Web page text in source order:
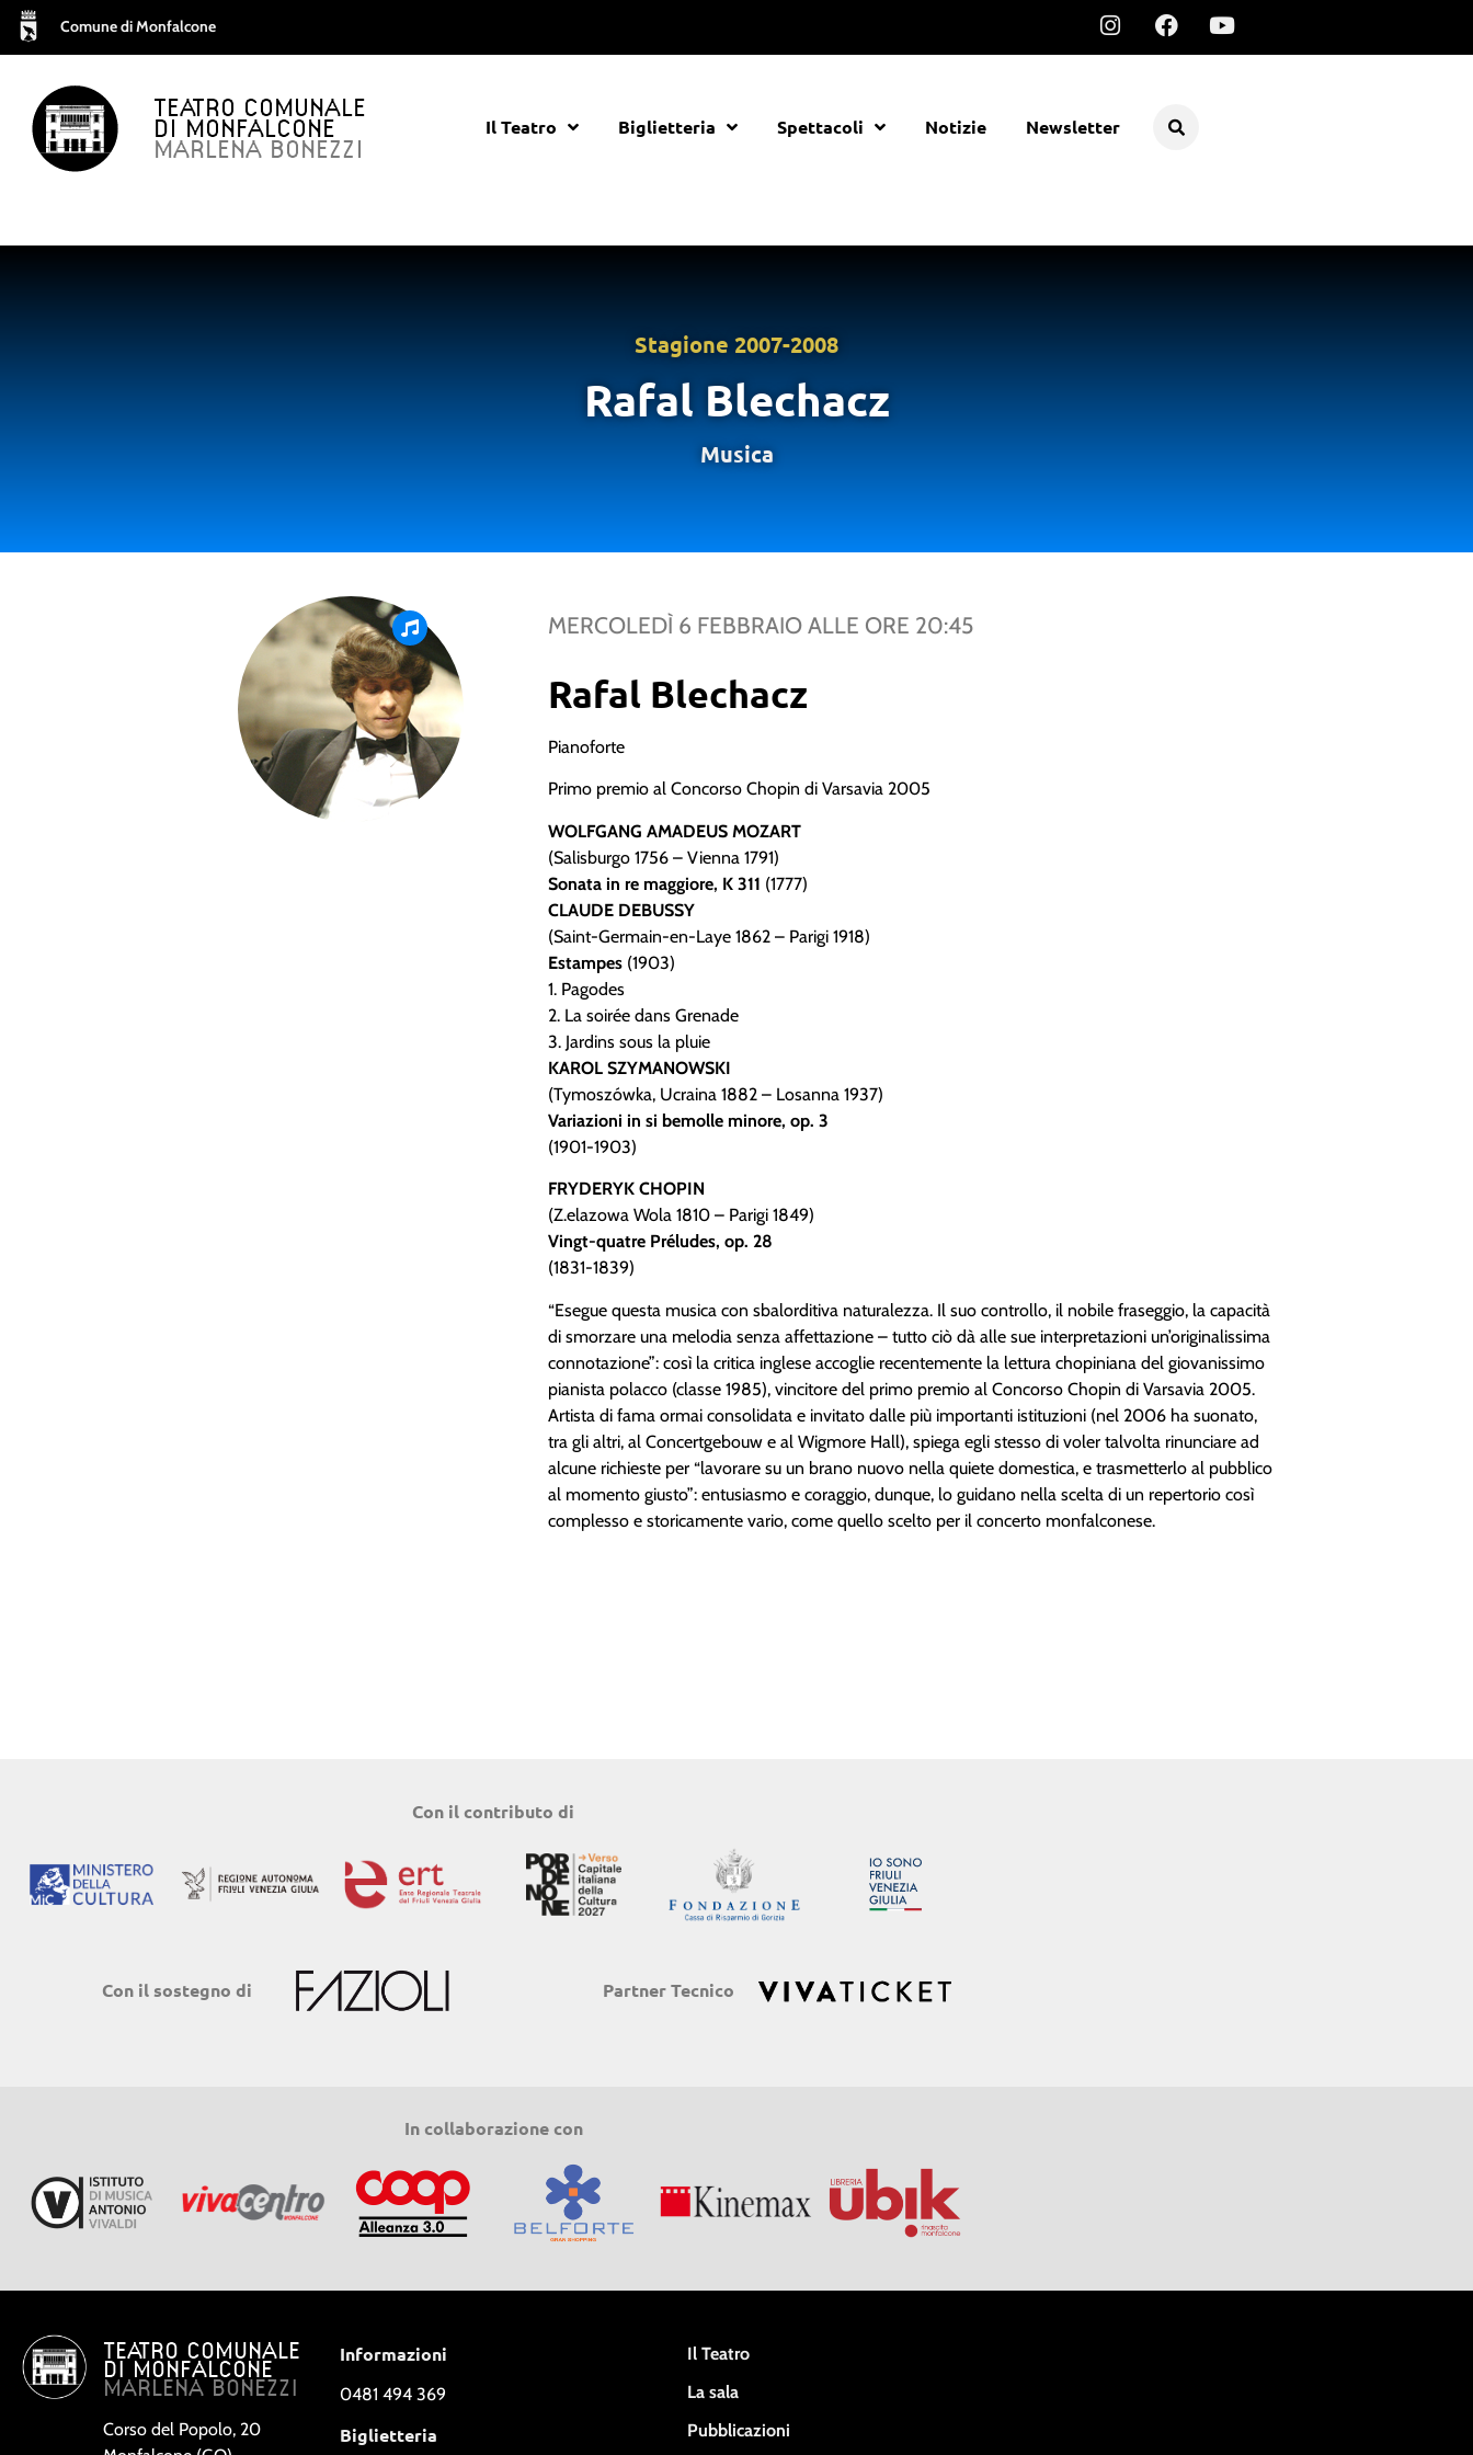
Comune di Monfalcone
TEATRO COMUNALE
DI MONFALCONE
MARLENA BONEZZI
Il Teatro Biglietteria Spettacoli Notizie Newsletter
Stagione 2007-2008
Rafal Blechacz
Musica
MERCOLEDÌ 6 FEBBRAIO ALLE ORE 20:45
Rafal Blechacz
Pianoforte
Primo premio al Concorso Chopin di Varsavia 2005
WOLFGANG AMADEUS MOZART
(Salisburgo 1756 – Vienna 1791)
Sonata in re maggiore, K 311 (1777)
CLAUDE DEBUSSY
(Saint-Germain-en-Laye 1862 – Parigi 1918)
Estampes (1903)
1. Pagodes
2. La soirée dans Grenade
3. Jardins sous la pluie
KAROL SZYMANOWSKI
(Tymoszówka, Ucraina 1882 – Losanna 1937)
Variazioni in si bemolle minore, op. 3
(1901-1903)
FRYDERYK CHOPIN
(Z.elazowa Wola 1810 – Parigi 1849)
Vingt-quatre Préludes, op. 28
(1831-1839)
“Esegue questa musica con sbalorditiva naturalezza. Il suo controllo, il nobile fraseggio, la capacità
di smorzare una melodia senza affettazione – tutto ciò dà alle sue interpretazioni un’originalissima
connotazione”: così la critica inglese accoglie recentemente la lettura chopiniana del giovanissimo
pianista polacco (classe 1985), vincitore del primo premio al Concorso Chopin di Varsavia 2005.
Artista di fama ormai consolidata e invitato dalle più importanti istituzioni (nel 2006 ha suonato,
tra gli altri, al Concertgebouw e al Wigmore Hall), spiega egli stesso di voler talvolta rinunciare ad
alcune richieste per “lavorare su un brano nuovo nella quiete domestica, e trasmetterlo al pubblico
al momento giusto”: entusiasmo e coraggio, dunque, lo guidano nella scelta di un repertorio così
complesso e storicamente vario, come quello scelto per il concerto monfalconese.
Con il contributo di
Con il sostegno di Partner Tecnico
In collaborazione con
TEATRO COMUNALE
DI MONFALCONE
MARLENA BONEZZI
Corso del Popolo, 20
Informazioni
0481 494 369
Biglietteria
Il Teatro
La sala
Pubblicazioni